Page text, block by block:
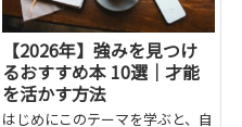
【2026年】強みを見つけ
るおすすめ本 10選｜才能
を活かす方法
はじめにこのテーマを学ぶと、自